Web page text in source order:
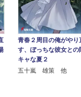
青春２周目の俺がやり
す、ぼっちな彼女との
キャな夏２
五十嵐 雄策 他